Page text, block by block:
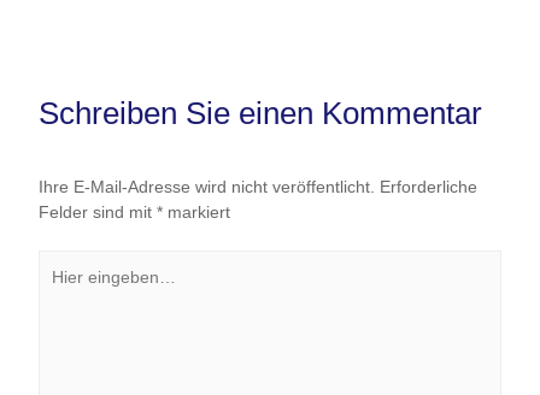
Schreiben Sie einen Kommentar
Ihre E-Mail-Adresse wird nicht veröffentlicht. Erforderliche
Felder sind mit *markiert
eingeben…